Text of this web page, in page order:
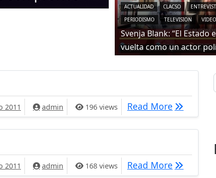
ACTUALIDAD CLACSO
PERIODISMO
TELEVISION VIDEO
Svenja Blank: “El Estado
vuelta como un actor
#4
2011 admin 196 views Read More Loop
de Arbolito
2011 admin 168 views Read More La